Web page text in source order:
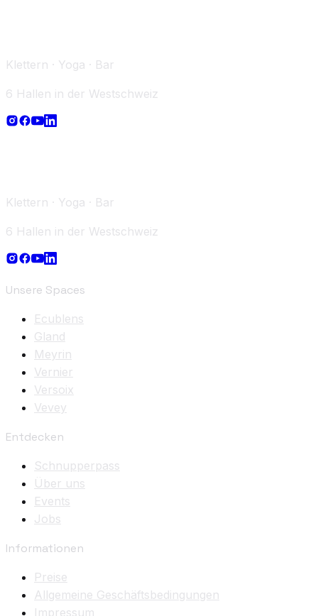
Klettern · Yoga · Bar
6 Hallen in der Westschweiz
Klettern · Yoga · Bar
6 Hallen in der Westschweiz
Unsere Spaces
Ecublens
Gland
Meyrin
Vernier
Versoix
Vevey
Entdecken
Schnupperpass
Über uns
Events
Jobs
Informationen
Preise
Allgemeine Geschäftsbedingungen
Impressum